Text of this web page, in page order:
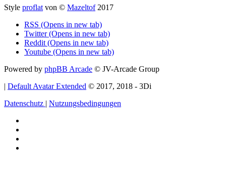
Style proflat von © Mazeltof2017
RSS (Opens in new tab)
Twitter (Opens in new tab)
Reddit (Opens in new tab)
Youtube (Opens in new tab)
Powered by phpBB Arcade © JV-Arcade Group
| Default Avatar Extended © 2017, 2018 - 3Di
Datenschutz | Nutzungsbedingungen